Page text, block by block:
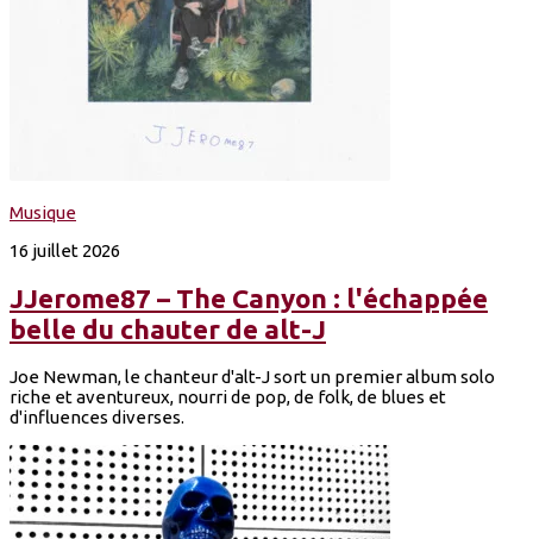
Musique
16 juillet 2026
JJerome87 – The Canyon : l'échappée
belle du chauter de alt-J
Joe Newman, le chanteur d'alt-J sort un premier album solo
riche et aventureux, nourri de pop, de folk, de blues et
d'influences diverses.